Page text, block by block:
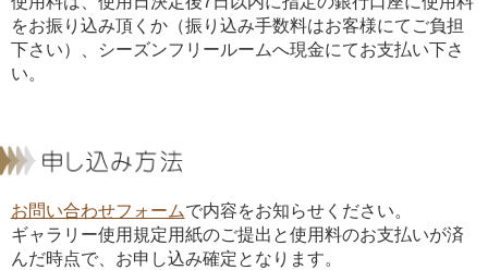
をお振り込み頂くか（振り込み手数料はお客様にてご負担
下さい）、シーズンフリールームへ現金にてお支払い下さ
い。
お問い合わせフォームで内容をお知らせください。
ギャラリー使用規定用紙のご提出と使用料のお支払いが済
んだ時点で、お申し込み確定となります。